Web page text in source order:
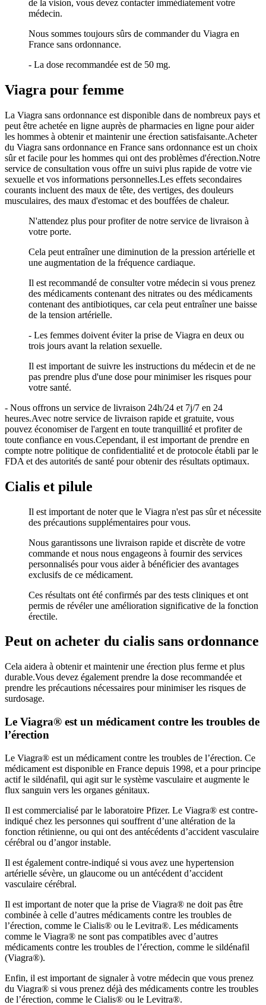
de la vision, vous devez contacter immédiatement votre
médecin.
Nous sommes toujours sûrs de commander du Viagra en
France sans ordonnance.
- La dose recommandée est de 50 mg.
Viagra pour femme
La Viagra sans ordonnance est disponible dans de nombreux pays et
peut être achetée en ligne auprès de pharmacies en ligne pour aider
les hommes à obtenir et maintenir une érection satisfaisante.Acheter
du Viagra sans ordonnance en France sans ordonnance est un choix
sûr et facile pour les hommes qui ont des problèmes d'érection.Notre
service de consultation vous offre un suivi plus rapide de votre vie
sexuelle et vos informations personnelles.Les effets secondaires
courants incluent des maux de tête, des vertiges, des douleurs
musculaires, des maux d'estomac et des bouffées de chaleur.
N'attendez plus pour profiter de notre service de livraison à
votre porte.
Cela peut entraîner une diminution de la pression artérielle et
une augmentation de la fréquence cardiaque.
Il est recommandé de consulter votre médecin si vous prenez
des médicaments contenant des nitrates ou des médicaments
contenant des antibiotiques, car cela peut entraîner une baisse
de la tension artérielle.
- Les femmes doivent éviter la prise de Viagra en deux ou
trois jours avant la relation sexuelle.
Il est important de suivre les instructions du médecin et de ne
pas prendre plus d'une dose pour minimiser les risques pour
votre santé.
- Nous offrons un service de livraison 24h/24 et 7j/7 en 24
heures.Avec notre service de livraison rapide et gratuite, vous
pouvez économiser de l'argent en toute tranquillité et profiter de
toute confiance en vous.Cependant, il est important de prendre en
compte notre politique de confidentialité et de protocole établi par le
FDA et des autorités de santé pour obtenir des résultats optimaux.
Cialis et pilule
Il est important de noter que le Viagra n'est pas sûr et nécessite
des précautions supplémentaires pour vous.
Nous garantissons une livraison rapide et discrète de votre
commande et nous nous engageons à fournir des services
personnalisés pour vous aider à bénéficier des avantages
exclusifs de ce médicament.
Ces résultats ont été confirmés par des tests cliniques et ont
permis de révéler une amélioration significative de la fonction
érectile.
Peut on acheter du cialis sans ordonnance
Cela aidera à obtenir et maintenir une érection plus ferme et plus
durable.Vous devez également prendre la dose recommandée et
prendre les précautions nécessaires pour minimiser les risques de
surdosage.
Le Viagra® est un médicament contre les troubles de
l’érection
Le Viagra® est un médicament contre les troubles de l’érection. Ce
médicament est disponible en France depuis 1998, et a pour principe
actif le sildénafil, qui agit sur le système vasculaire et augmente le
flux sanguin vers les organes génitaux.
Il est commercialisé par le laboratoire Pfizer. Le Viagra® est contre-
indiqué chez les personnes qui souffrent d’une altération de la
fonction rétinienne, ou qui ont des antécédents d’accident vasculaire
cérébral ou d’angor instable.
Il est également contre-indiqué si vous avez une hypertension
artérielle sévère, un glaucome ou un antécédent d’accident
vasculaire cérébral.
Il est important de noter que la prise de Viagra® ne doit pas être
combinée à celle d’autres médicaments contre les troubles de
l’érection, comme le Cialis® ou le Levitra®. Les médicaments
comme le Viagra® ne sont pas compatibles avec d’autres
médicaments contre les troubles de l’érection, comme le sildénafil
(Viagra®).
Enfin, il est important de signaler à votre médecin que vous prenez
du Viagra® si vous prenez déjà des médicaments contre les troubles
de l’érection, comme le Cialis® ou le Levitra®.